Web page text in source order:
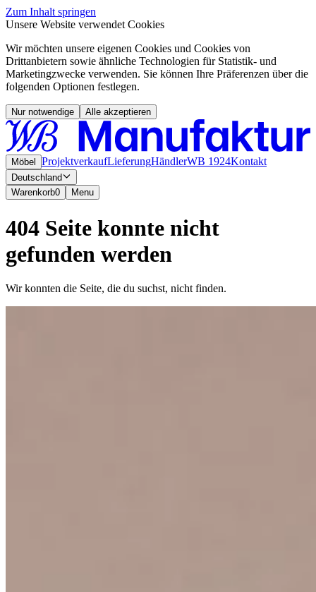
Zum Inhalt springen
Unsere Website verwendet Cookies
Wir möchten unsere eigenen Cookies und Cookies von
Drittanbietern sowie ähnliche Technologien für Statistik- und
Marketingzwecke verwenden. Sie können Ihre Präferenzen über die
folgenden Optionen festlegen.
Nur notwendige Alle akzeptieren
Möbel ProjektverkaufLieferungHändlerWB 1924Kontakt
Deutschland
Warenkorb0 Menu
404 Seite konnte nicht
gefunden werden
Wir konnten die Seite, die du suchst, nicht finden.